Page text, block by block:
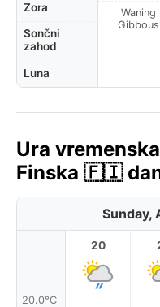
Zora
Sončni
zahod
Luna
Waning
Gibbous
Ura
Finska 🇫🇮
Sunday,
20.0°C
20